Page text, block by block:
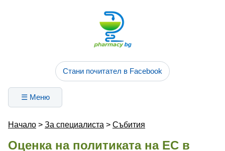
Стани почитател в Facebook
☰ Меню
Начало > За специалиста > Събития
Оценка на политиката на ЕС в